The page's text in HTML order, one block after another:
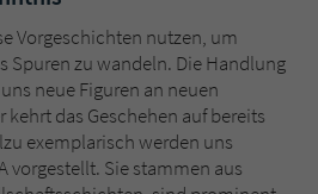
Vorgeschichten nutzen, um
Spuren zu wandeln. Die Handlung
neue Figuren an neuen
das Geschehen auf bereits
exemplarisch werden uns
vorgestellt. Sie stammen aus